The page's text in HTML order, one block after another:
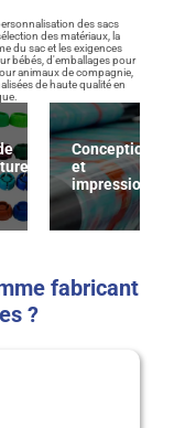
des sacs
des matériaux, la
du sac et les exigences
bébés, d'emballages pour
animaux de compagnie,
de haute qualité en
Conception
et
impression
fabricant
?